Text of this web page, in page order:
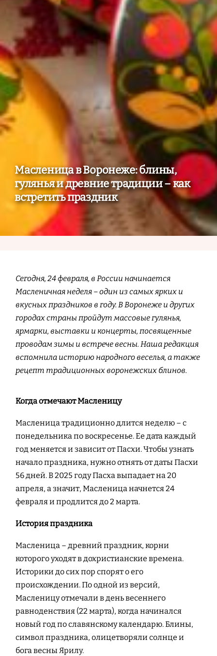
Масленица в Воронеже: блины,
гулянья и древние традиции – как
встретить праздник
Сегодня, 24 февраля, в России начинается
Масленичная неделя – один из самых ярких и
вкусных праздников в году. В Воронеже и других
городах страны пройдут массовые гулянья,
ярмарки, выставки и концерты, посвященные
проводам зимы и встрече весны. Наша редакция
вспомнила историю народного веселья, а также
рецепт традиционных воронежских блинов.
Когда отмечают Масленицу
Масленица традиционно длится неделю – с
понедельника по воскресенье. Ее дата каждый
год меняется и зависит от Пасхи. Чтобы узнать
начало праздника, нужно отнять от даты Пасхи
56 дней. В 2025 году Пасха выпадает на 20
апреля, а значит, Масленица начнется 24
февраля и продлится до 2 марта.
История праздника
Масленица – древний праздник, корни
которого уходят в дохристианские времена.
Историки до сих пор спорят о его
происхождении. По одной из версий,
Масленицу отмечали в день весеннего
равноденствия (22 марта), когда начинался
новый год по славянскому календарю. Блины,
символ праздника, олицетворяли солнце и
бога весны Ярилу.